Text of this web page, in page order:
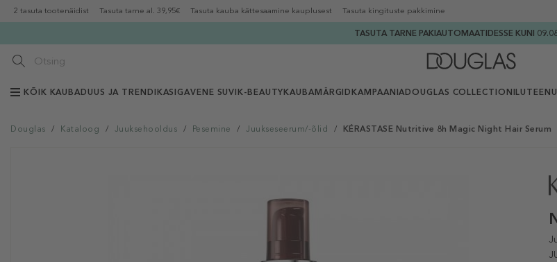
2 tasuta tootenäidist Tasuta tarne al. 39,95€ Tasuta kauba kättesaamine kauplusest Tasuta kingituste pakkimine
TASUTA TARNE PAKIAUTOMAATIDESSE KUNI
KÕIK KAUBADUUS JA TRENDIKAS IGAVENE SUVI K-BEAUTY KAUBAMÄRGID KAMPAANIADOUGLAS COLLECTION
Douglas / Kataloog / Juuksehooldus / Pesemine / Juukseseerum/-õlid / KÉRASTASE Nutritive 8h Magic Night Hair Serum